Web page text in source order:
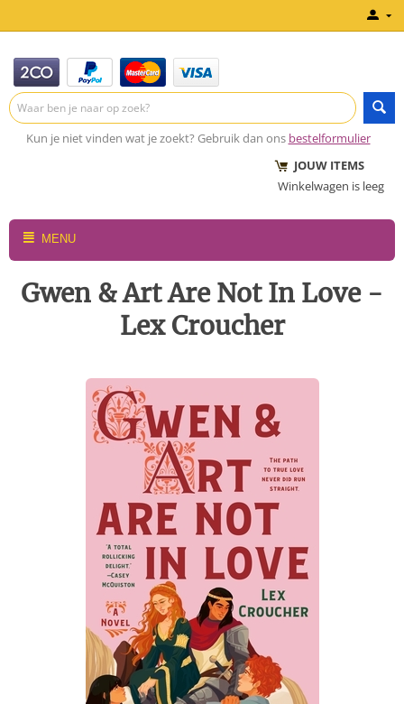
Kun je niet vinden wat je zoekt? Gebruik dan ons bestelformulier
JOUW ITEMS
Winkelwagen is leeg
MENU
Gwen & Art Are Not In Love -
Lex Croucher